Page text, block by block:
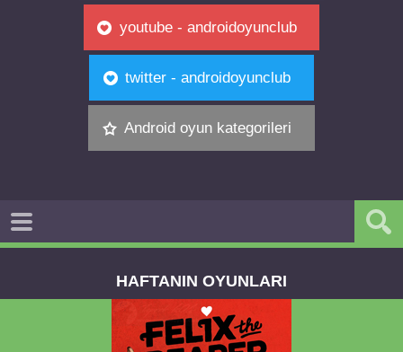
youtube - androidoyunclub
twitter - androidoyunclub
Android oyun kategorileri
HAFTANIN OYUNLARI